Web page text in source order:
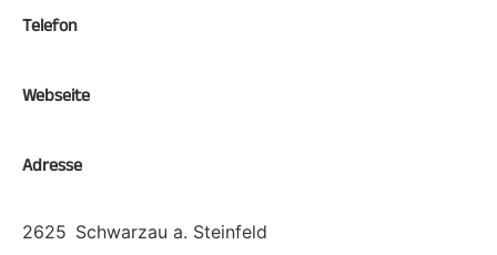
Telefon
Webseite
Adresse
2625 Schwarzau a. Steinfeld